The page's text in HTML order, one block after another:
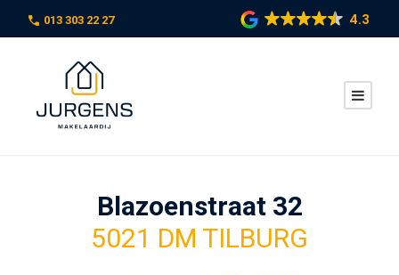
013 303 22 27 4.3
Blazoenstraat 32
5021 DM TILBURG